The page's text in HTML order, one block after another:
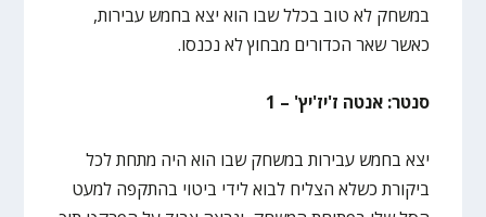
במשחק לא טוב בכלל שבו הוא יצא בחמש עבירות,
כאשר שאר הכדורים מבחוץ לא נכנסו.
סנטר: אנטה ז'יז'יץ' – 1
יצא בחמש עבירות במשחק שבו הוא היה מתחת לכל
ביקורת כשלא הצליח לבוא לידי ביטוי בהתקפה למעט